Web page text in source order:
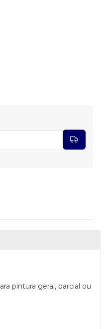
pintura geral, parcial ou